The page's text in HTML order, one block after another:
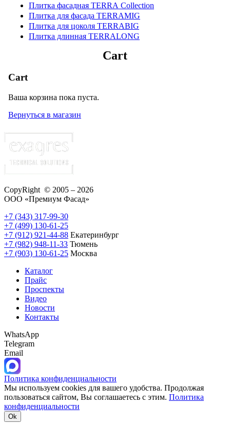
Плитка фасадная TERRA Collection
Плитка для фасада TERRAMIG
Плитка для цоколя TERRABIG
Плитка длинная TERRALONG
Cart
Cart
Ваша корзина пока пуста.
Вернуться в магазин
CopyRight © 2005 – 2026
ООО «Премиум Фасад»
+7 (343) 317-99-30
+7 (499) 130-61-25
+7 (912) 921-44-88 Екатеринбург
+7 (982) 948-11-33 Тюмень
+7 (903) 130-61-25 Москва
Каталог
Прайс
Проспекты
Видео
Новости
Контакты
WhatsApp
Telegram
Email
Политика конфиденциальности
Мы используем cookies для вашего удобства. Продолжая
пользоваться сайтом, Вы соглашаетесь с этим. Политика
конфиденциальности
Ok